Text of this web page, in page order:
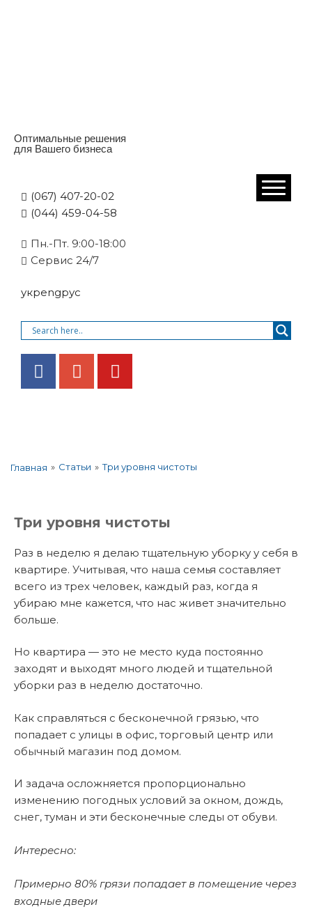
Оптимальные решения
для Вашего бизнеса
(067) 407-20-02
(044) 459-04-58
Пн.-Пт. 9:00-18:00
Cервис 24/7
укрengрус
Главная » Статьи » Три уровня чистоты
Три уровня чистоты
Раз в неделю я делаю тщательную уборку у себя в
квартире. Учитывая, что наша семья составляет
всего из трех человек, каждый раз, когда я
убираю мне кажется, что нас живет значительно
больше.
Но квартира — это не место куда постоянно
заходят и выходят много людей и тщательной
уборки раз в неделю достаточно.
Как справляться с бесконечной грязью, что
попадает с улицы в офис, торговый центр или
обычный магазин под домом.
И задача осложняется пропорционально
изменению погодных условий за окном, дождь,
снег, туман и эти бесконечные следы от обуви.
Интересно:
Примерно 80% грязи попадает в помещение через
входные двери